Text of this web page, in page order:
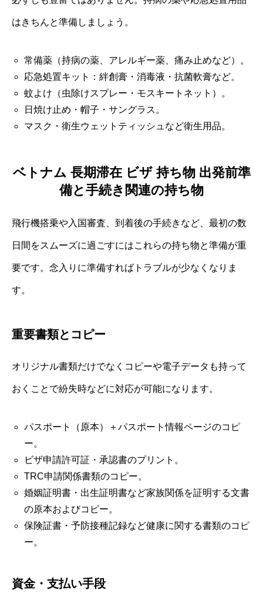
はきちんと準備しましょう。
常備薬（持病の薬、アレルギー薬、痛み止めなど）。
応急処置キット：絆創膏・消毒液・抗菌軟膏など。
蚊よけ（虫除けスプレー・モスキートネット）。
日焼け止め・帽子・サングラス。
マスク・衛生ウェットティッシュなど衛生用品。
ベトナム 長期滞在 ビザ 持ち物 出発前準
備と手続き関連の持ち物
飛行機搭乗や入国審査、到着後の手続きなど、最初の数
日間をスムーズに過ごすにはこれらの持ち物と準備が重
要です。念入りに準備すればトラブルが少なくなりま
す。
重要書類とコピー
オリジナル書類だけでなくコピーや電子データも持って
おくことで紛失時などに対応が可能になります。
パスポート（原本）＋パスポート情報ページのコピ
ー。
ビザ申請許可証・承認書のプリント。
TRC申請関係書類のコピー。
婚姻証明書・出生証明書など家族関係を証明する文書
の原本およびコピー。
保険証書・予防接種記録など健康に関する書類のコピ
ー。
資金・支払い手段